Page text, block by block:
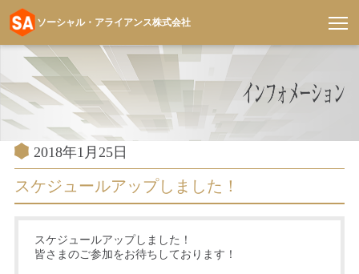
テ
ン
ソーシャル・アライアンス株式会社
投
稿
2018年1月25日
スケジュールアップしました！
スケジュールアップしました！
皆さまのご参加をお待ちしております！